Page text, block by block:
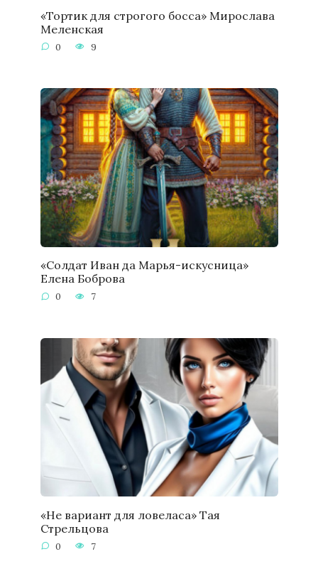
«Тортик для строгого босса» Мирослава
Меленская
0 9
«Солдат Иван да Марья-искусница»
Елена Боброва
0 7
«Не вариант для ловеласа» Тая
Стрельцова
0 7